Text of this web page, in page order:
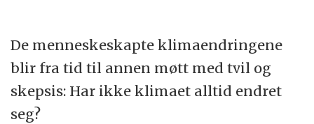
De menneskeskapte klimaendringene
blir fra tid til annen møtt med tvil og
skepsis: Har ikke klimaet alltid endret
seg?